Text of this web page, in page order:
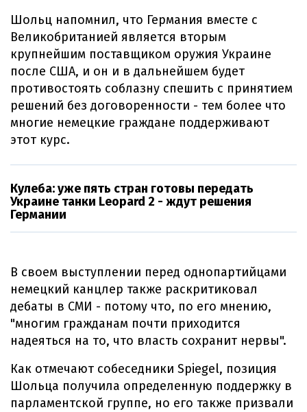
Шольц напомнил, что Германия вместе с
Великобританией является вторым
крупнейшим поставщиком оружия Украине
после США, и он и в дальнейшем будет
противостоять соблазну спешить с принятием
решений без договоренности - тем более что
многие немецкие граждане поддерживают
этот курс.
Кулеба: уже пять стран готовы передать
Украине танки Leopard 2 - ждут решения
Германии
В своем выступлении перед однопартийцами
немецкий канцлер также раскритиковал
дебаты в СМИ - потому что, по его мнению,
"многим гражданам почти приходится
надеяться на то, что власть сохранит нервы".
Как отмечают собеседники Spiegel, позиция
Шольца получила определенную поддержку в
парламентской группе, но его также призвали